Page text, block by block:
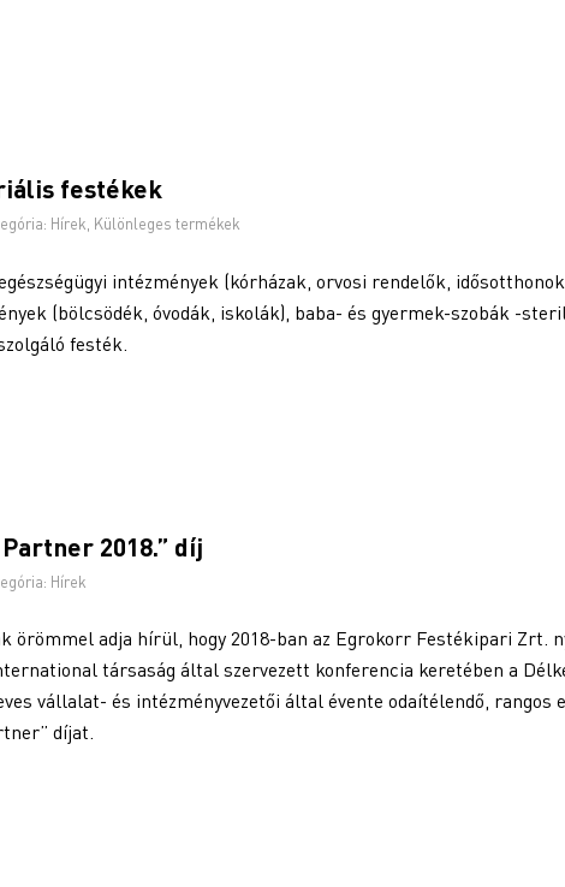
festékek
Hírek, Különleges termékek
intézmények (kórházak, orvosi rendelők,
(bölcsödék, óvodák, iskolák), baba- és gyermek-szobák -
festék.
2018.” díj
Hírek
örömmel adja hírül, hogy 2018-ban az Egrokorr Festékipari Zrt.
társaság által szervezett konferencia keretében a
vállalat- és intézményvezetői által évente odaítélendő, rangos
díjat.